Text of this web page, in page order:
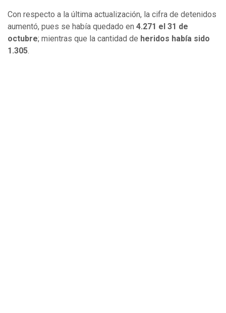
Con respecto a la última actualización, la cifra de detenidos
aumentó, pues se había quedado en 4.271 el 31 de
octubre; mientras que la cantidad de heridos había sido
1.305.